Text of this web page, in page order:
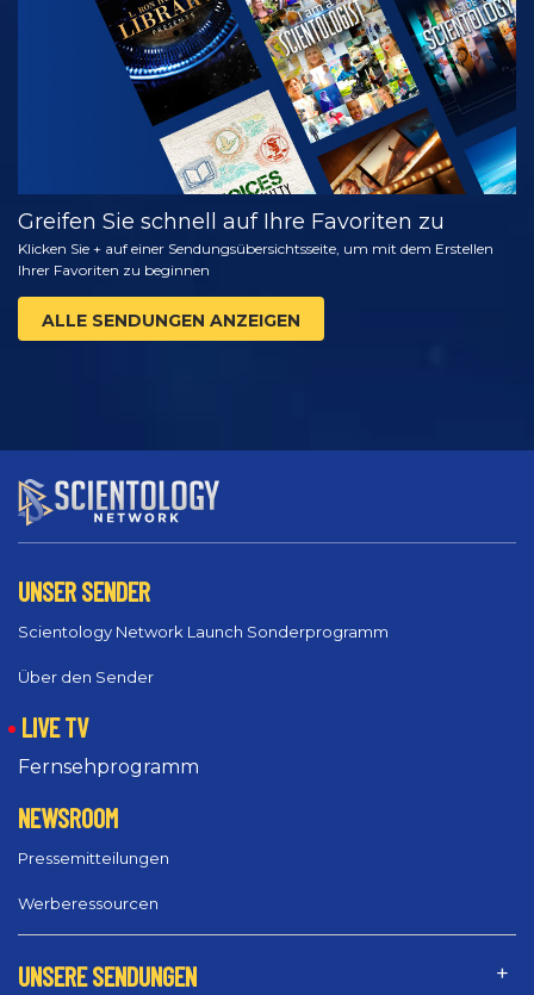
ENTDECKEN
Greifen Sie schnell auf Ihre Favoriten zu
Klicken Sie + auf einer Sendungsübersichtsseite, um mit dem Erstellen
Ihrer Favoriten zu beginnen
ALLE SENDUNGEN ANZEIGEN
UNSER SENDER
Scientology Network Launch Sonderprogramm
Über den Sender
LIVE TV
Fernsehprogramm
NEWSROOM
Pressemitteilungen
Werberessourcen
UNSERE SENDUNGEN